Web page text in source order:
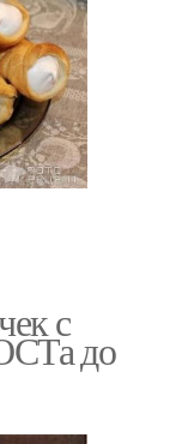
с
до